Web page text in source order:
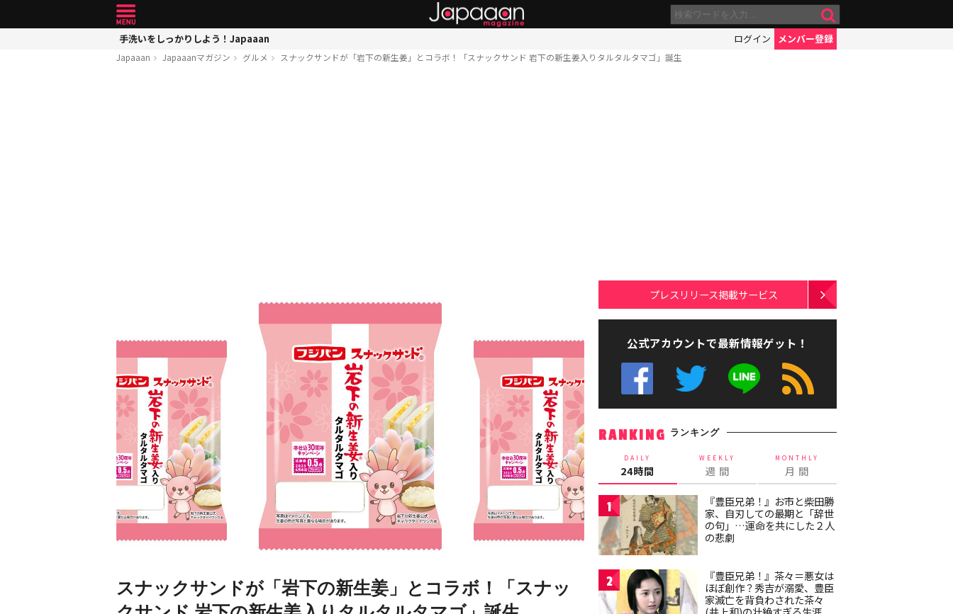
手洗いをしっかりしよう！Japaaan ログイン メンバー登録
Japaaan Japaaanマガジン グルメ スナックサンドが「岩下の新生姜」とコラボ！「スナックサンド 岩下の新生姜入りタルタルタマゴ」誕生
スナックサンドが「岩下の新生姜」とコラボ！「スナッ
プレスリリース掲載サービス
公式アカウントで最新情報ゲット！
RANKING ランキング
DAILY
24時間
WEEKLY
週 間
MONTHLY
月 間
1
『豊臣兄弟！』お市と柴田勝
家、自刃しての最期と「辞世
の句」…運命を共にした２人
の悲劇
2
『豊臣兄弟！』茶々＝悪女は
ほぼ創作？秀吉が溺愛、豊臣
家滅亡を背負わされた茶々